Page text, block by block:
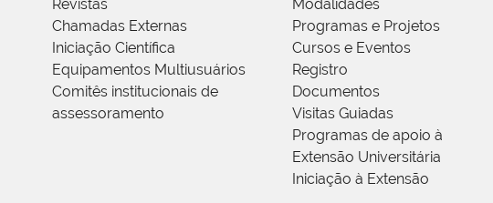
Revistas
Chamadas Externas
Iniciação Científica
Equipamentos Multiusuários
Comitês institucionais de
assessoramento
Modalidades
Programas e Projetos
Cursos e Eventos
Registro
Documentos
Visitas Guiadas
Programas de apoio à
Extensão Universitária
Iniciação à Extensão